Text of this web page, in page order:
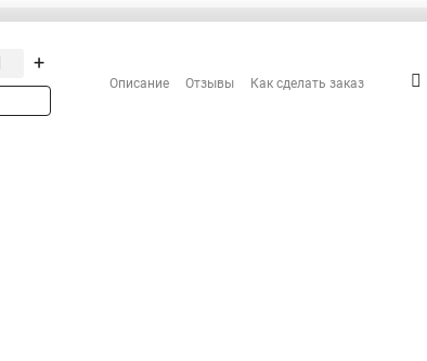
Сотрудничество
+
Описание Отзывы Как сделать заказ